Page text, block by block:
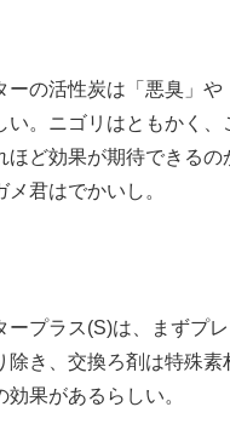
ーの活性炭は「悪臭」や
い。ニゴリはともかく、
ほど効果が期待できるの
君はでかいし。
ープラス(S)は、まずプ
除き、交換ろ剤は特殊素
果があるらしい。